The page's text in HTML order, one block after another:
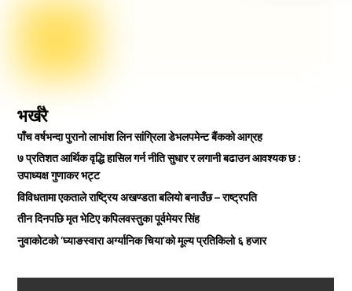
भर्खरै
पाँच वर्षभन्दा पुरानो लाभांश लिन सांग्रिला डेभलपमेन्ट बैंकको आग्रह
७ प्रतिशत आर्थिक वृद्धि हासिल गर्न नीति सुधार र लगानी बढाउन आवश्यक छ :
उपाध्यक्ष गुणाकर भट्ट
विविधतामा एकताले राष्ट्रिय अखण्डता बलियो बनाउँछ – राष्ट्रपति
तीन दिनपछि मृत भेटिए कपिलवस्तुका पूर्वमेयर सिंह
नुवाकोटको ‘घ्याङस्वारा अर्ग्यानिक चिया’को मूल्य प्रतिकिलो ६ हजार